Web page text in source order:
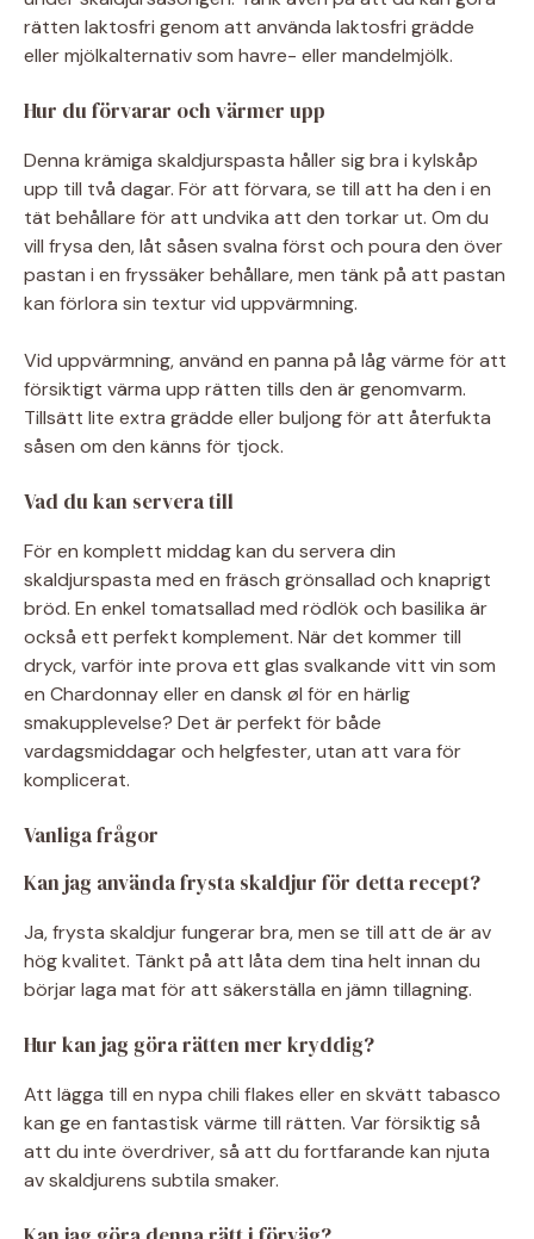
rätten laktosfri genom att använda laktosfri grädde
eller mjölkalternativ som havre- eller mandelmjölk.
Hur du förvarar och värmer upp
Denna krämiga skaldjurspasta håller sig bra i kylskåp
upp till två dagar. För att förvara, se till att ha den i en
tät behållare för att undvika att den torkar ut. Om du
vill frysa den, låt såsen svalna först och poura den över
pastan i en fryssäker behållare, men tänk på att pastan
kan förlora sin textur vid uppvärmning.
Vid uppvärmning, använd en panna på låg värme för att
försiktigt värma upp rätten tills den är genomvarm.
Tillsätt lite extra grädde eller buljong för att återfukta
såsen om den känns för tjock.
Vad du kan servera till
För en komplett middag kan du servera din
skaldjurspasta med en fräsch grönsallad och knaprigt
bröd. En enkel tomatsallad med rödlök och basilika är
också ett perfekt komplement. När det kommer till
dryck, varför inte prova ett glas svalkande vitt vin som
en Chardonnay eller en dansk øl för en härlig
smakupplevelse? Det är perfekt för både
vardagsmiddagar och helgfester, utan att vara för
komplicerat.
Vanliga frågor
Kan jag använda frysta skaldjur för detta recept?
Ja, frysta skaldjur fungerar bra, men se till att de är av
hög kvalitet. Tänkt på att låta dem tina helt innan du
börjar laga mat för att säkerställa en jämn tillagning.
Hur kan jag göra rätten mer kryddig?
Att lägga till en nypa chili flakes eller en skvätt tabasco
kan ge en fantastisk värme till rätten. Var försiktig så
att du inte överdriver, så att du fortfarande kan njuta
av skaldjurens subtila smaker.